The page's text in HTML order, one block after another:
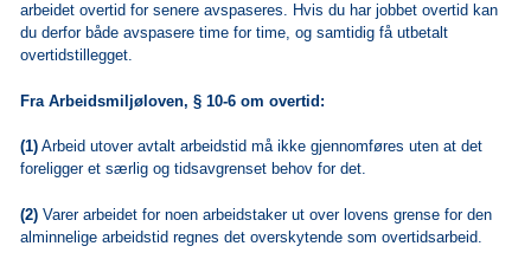
arbeidet overtid for senere avspaseres. Hvis du har jobbet overtid kan
du derfor både avspasere time for time, og samtidig få utbetalt
overtidstillegget.
Fra Arbeidsmiljøloven, § 10-6 om overtid:
(1) Arbeid utover avtalt arbeidstid må ikke gjennomføres uten at det
foreligger et særlig og tidsavgrenset behov for det.
(2) Varer arbeidet for noen arbeidstaker ut over lovens grense for den
alminnelige arbeidstid regnes det overskytende som overtidsarbeid.